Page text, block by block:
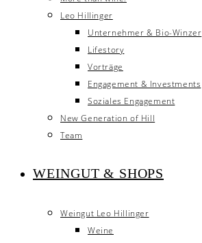
Leo Hillinger
Unternehmer & Bio-Winzer
Lifestory
Vorträge
Engagement & Investments
Soziales Engagement
New Generation of Hill
Team
WEINGUT & SHOPS
Weingut Leo Hillinger
Weine